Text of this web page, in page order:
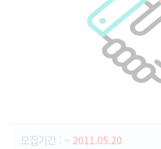
모집기간 : ~ 2011.05.20